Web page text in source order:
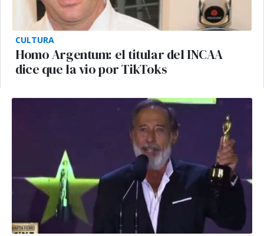
CULTURA
Homo Argentum: el titular del INCAA
dice que la vio por TikToks